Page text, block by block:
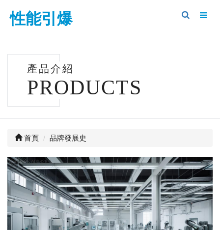
性能引爆
產品介紹
PRODUCTS
首頁 品牌發展史